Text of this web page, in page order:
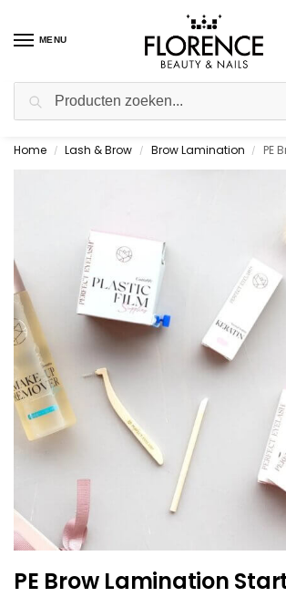
MENU
Gratis ophalen in de showroom
Home / Lash & Brow / Brow Lamination / PE
PE Brow Lamination